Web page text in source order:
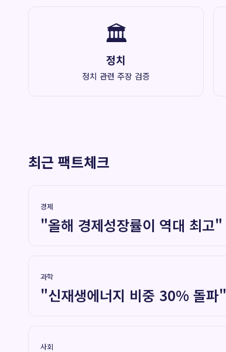
🏛️
정치
정치 관련 주장 검증
최근 팩트체크
경제
"올해 경제성장률이 역대 최고"
과학
"신재생에너지 비중 30% 돌파"
사회